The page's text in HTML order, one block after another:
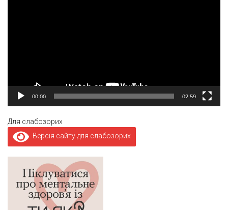
00:00 02:59
Для слабозорих
Версія сайту для слабозорих